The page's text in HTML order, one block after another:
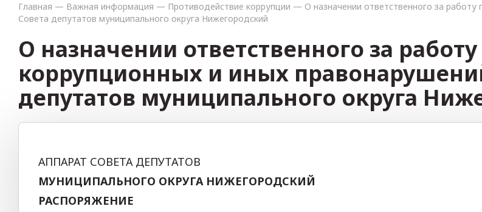
Главная — Важная информация — Противодействие коррупции — О назначении ответственного за
Совета депутатов муниципального округа Нижегородский
О назначении ответственного за
коррупционных и иных
депутатов муниципального округа
АППАРАТ СОВЕТА ДЕПУТАТОВ
МУНИЦИПАЛЬНОГО ОКРУГА НИЖЕГОРОДСКИЙ
РАСПОРЯЖЕНИЕ